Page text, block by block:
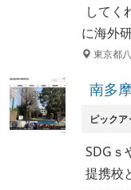
してく
に海外
東京都
南多
ピックア
SDGｓ
提携校